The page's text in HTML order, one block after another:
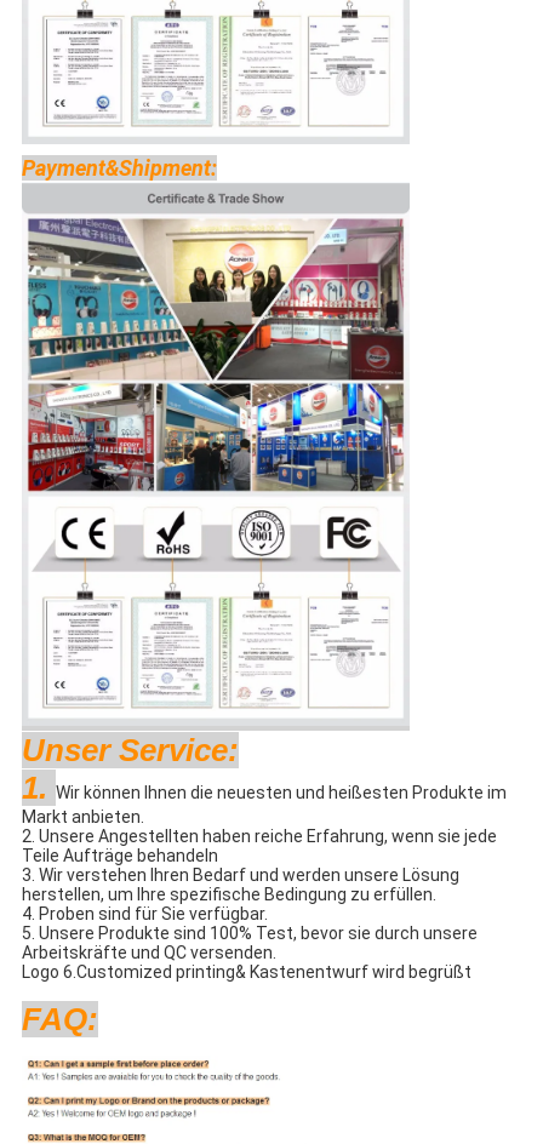
Payment&Shipment:
Unser Service:
1. Wir können Ihnen die neuesten und heißesten Produkte im
Markt anbieten.
2. Unsere Angestellten haben reiche Erfahrung, wenn sie jede
Teile Aufträge behandeln
3. Wir verstehen Ihren Bedarf und werden unsere Lösung
herstellen, um Ihre spezifische Bedingung zu erfüllen.
4. Proben sind für Sie verfügbar.
5. Unsere Produkte sind 100% Test, bevor sie durch unsere
Arbeitskräfte und QC versenden.
Logo 6.Customized printing& Kastenentwurf wird begrüßt
FAQ: